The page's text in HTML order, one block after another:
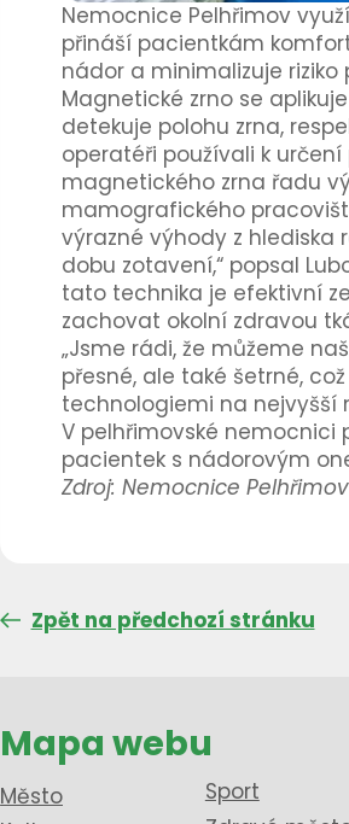
Nemocnice Pelhřimov
přináší pacientkám
nádor a minimalizuje riziko
Magnetické zrno se
detekuje polohu zrna,
operatéři používali k
magnetického zrna řadu
mamografického
výrazné výhody z hlediska
dobu zotavení,“ popsal
tato technika je efektivní
zachovat okolní zdravou
„Jsme rádi, že můžeme
přesné, ale také šetrné,
technologiemi na nejvyšší
V pelhřimovské
pacientek s nádorovým
Zdroj: Nemocnice Pelhřimov
Zpět na předchozí stránku
Mapa webu
Město
Sport